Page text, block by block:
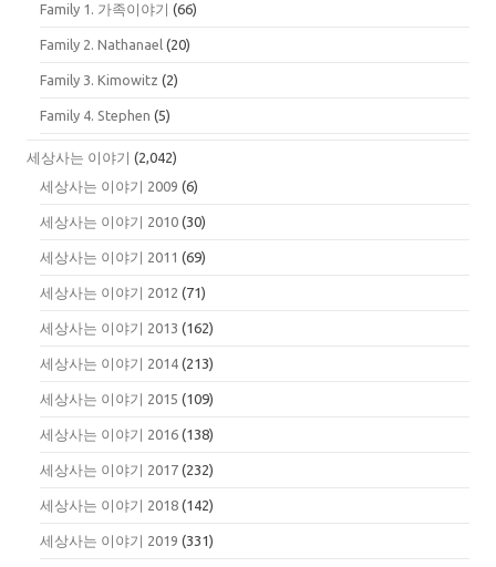
Family 1. 가족이야기 (66)
Family 2. Nathanael (20)
Family 3. Kimowitz (2)
Family 4. Stephen (5)
세상사는 이야기 (2,042)
세상사는 이야기 2009 (6)
세상사는 이야기 2010 (30)
세상사는 이야기 2011 (69)
세상사는 이야기 2012 (71)
세상사는 이야기 2013 (162)
세상사는 이야기 2014 (213)
세상사는 이야기 2015 (109)
세상사는 이야기 2016 (138)
세상사는 이야기 2017 (232)
세상사는 이야기 2018 (142)
세상사는 이야기 2019 (331)